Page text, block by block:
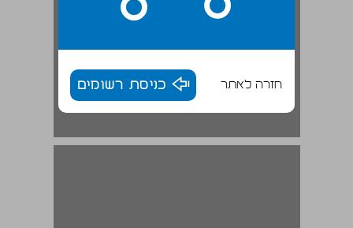
חזרה לאתר כניסת רשומים